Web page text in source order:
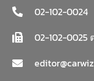
02-102-0024
02-102-0025